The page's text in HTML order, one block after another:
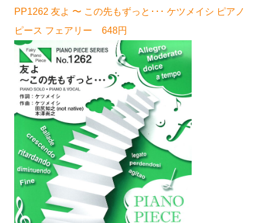
PP1262 友よ 〜 この先もずっと･･･ ケツメイシ ピアノ
ピース フェアリー 648円